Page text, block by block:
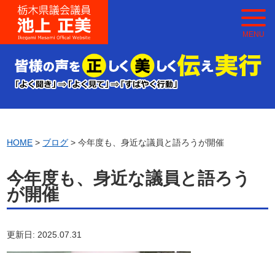
MENU
HOME > ブログ > 今年度も、身近な議員と語ろうが開催
今年度も、身近な議員と語ろう
が開催
更新日: 2025.07.31